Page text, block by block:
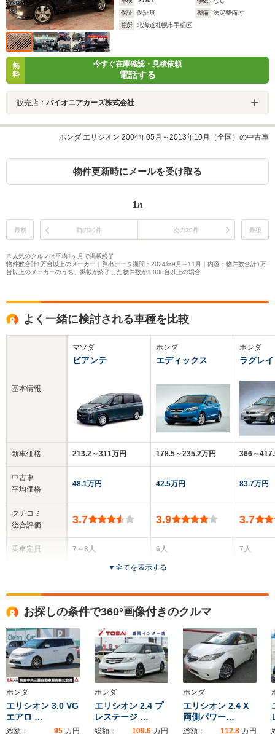
保証
保証無 整備
法定整備付
住所
北海道札幌市手稲区
無
料
今すぐ在庫確認・見積依頼
電話する
販売店： パイオニアカーズ株式会社
ホンダ エリシオン 2004年05月～2013年10月（全国）の中古車
物件更新時にメールを受け取る
1/1
最初 前の30件 次の30件 最後
※人気のクルマは平均1ヶ月で掲載終了
物件数合計1万台以上のメーカー｜算出データ期間：2024年9月～11月｜内容：物件数合計1万
台以上のメーカーのうち、掲載が終了した物件数が1,000台以上の場合
よく一緒に検討される車種を比較
基本情報
新車価格
中古車
平均価格
クチコミ
総合評価
乗車定員
サイズ
(全長x全幅x全高)
マツダ
ビアンテ
213.2～311万円
48.1万円
3.7
7～8人
1.84m～1.86m
全幅
1.77m
全長
4.72m
ホイールベース
ホンダ
エディックス
178.5～235.2万円
42.5万円
3.9
6人
5ドア
全高
1.6m～1.64m
全幅
1.8m
全長
4.29m～4.3m
ホイールベース
ホンダ
ラグレ
366～
83.7万円
3.7
7人
ホイー
▼全てを表示する
お探しの条件で360°画像付きのクルマ
ホンダ
エリシオン 3.0 VG
エアロ …
総額： 95 万円
ホンダ
エリシオン 2.4 プ
レステージ …
総額： 109.6 万円
ホンダ
エリシオン 2.4 X
両側パワー…
総額： 112.8 万円